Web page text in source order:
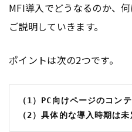
MFI導入でどうなるのか、
ご説明していきます。
ポイントは次の2つです。
（1）PC向けページのコン
（2）具体的な導入時期は未